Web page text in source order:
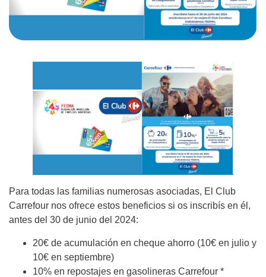
Para todas las familias numerosas asociadas, El Club
Carrefour nos ofrece estos beneficios si os inscribís en él,
antes del 30 de junio del 2024:
20€ de acumulación en cheque ahorro (10€ en julio y
10€ en septiembre)
10% en repostajes en gasolineras Carrefour *